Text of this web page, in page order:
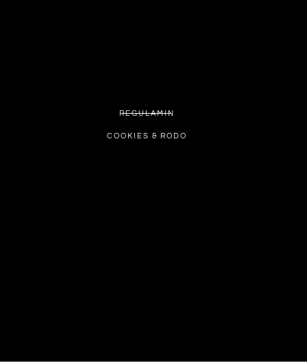
REGULAMIN
COOKIES & RODO